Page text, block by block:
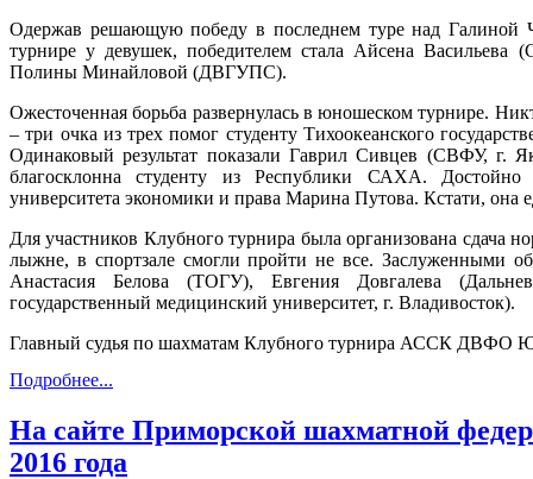
Одержав решающую победу в последнем туре над Галиной
турнире у девушек, победителем стала Айсена Васильева
Полины Минайловой (ДВГУПС).
Ожесточенная борьба развернулась в юношеском турнире.
– три очка из трех помог студенту Тихоокеанского
Одинаковый результат показали Гаврил Сивцев (СВФУ,
благосклонна студенту из Республики САХА. Достойно
университета экономики и права Марина Путова. Кстати, она
Для участников Клубного турнира была организована сдача
лыжне, в спортзале смогли пройти не все. Заслуженными
Анастасия Белова (ТОГУ), Евгения Довгалева
государственный медицинский университет, г. Владивосток).
Главный судья по шахматам Клубного турнира АССК ДВФО
Подробнее...
На сайте Приморской шахматной
2016 года